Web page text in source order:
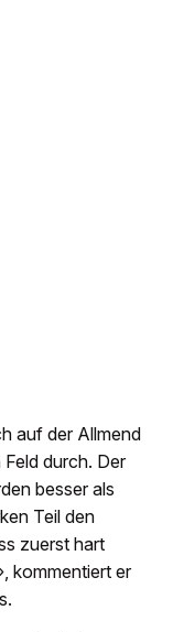
auf der Allmend
durch. Der
besser als
Teil den
zuerst hart
kommentiert er